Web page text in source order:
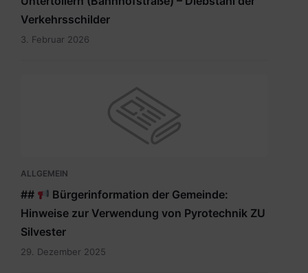
Verkehrsschilder
3. Februar 2026
ALLGEMEIN
##
Bürgerinformation der Gemeinde:
Hinweise zur Verwendung von Pyrotechnik ZU
Silvester
29. Dezember 2025